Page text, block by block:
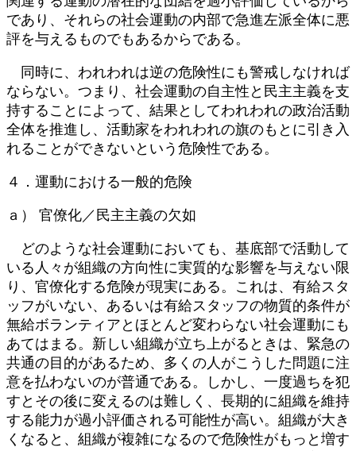
であり、それらの社会運動の内部で急進左派全体に悪
評を与えるものでもあるからである。
同時に、われわれは逆の危険性にも警戒しなければ
ならない。つまり、社会運動の自主性と民主主義を支
持することによって、結果としてわれわれの政治活動
全体を推進し、活動家をわれわれの旗のもとに引き入
れることができないという危険性である。
４．運動における一般的危険
ａ） 官僚化／民主主義の欠如
どのような社会運動においても、基底部で活動して
いる人々が組織の方向性に実質的な影響を与えない限
り、官僚化する危険が現実にある。これは、有給スタ
ッフがいない、あるいは有給スタッフの物質的条件が
無給ボランティアとほとんど変わらない社会運動にも
あてはまる。新しい組織が立ち上がるときは、緊急の
共通の目的があるため、多くの人がこうした問題に注
意を払わないのが普通である。しかし、一度過ちを犯
すとその後に変えるのは難しく、長期的に組織を維持
する能力が過小評価される可能性が高い。組織が大き
くなると、組織が複雑になるので危険性がもっと増す